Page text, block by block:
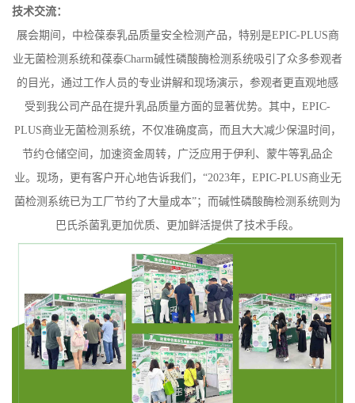
技术交流：
展会期间，中检葆泰乳品质量安全检测产品 ，特别是EPIC-PLUS商
业无菌检测系统和葆泰Charm碱性磷酸酶检测系统吸引了众多参观者
的目光，通过工作人员的专业讲解和现场演示，参观者更直观地感
受到我公司产品在提升乳品质量方面的显著优势。其中， EPIC-
PLUS商业无菌检测系统，不仅准确度高，而且大大减少保温时间，
节约仓储空间，加速资金周转，广泛应用于伊利、蒙牛等乳品企
业。现场，
更有客户开心地告诉我们， “2023年， EPIC-PLUS商业无
菌检测系统已为工厂节约了大量成本”；而碱性磷酸酶检测系统则为
巴氏杀菌乳更加优质、更加鲜活提供了技术手段。